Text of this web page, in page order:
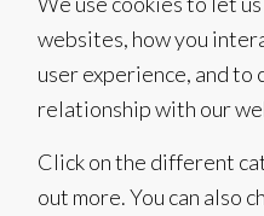
websites, how you
user experience, and to
relationship with our
Click on the different
out more. You can also